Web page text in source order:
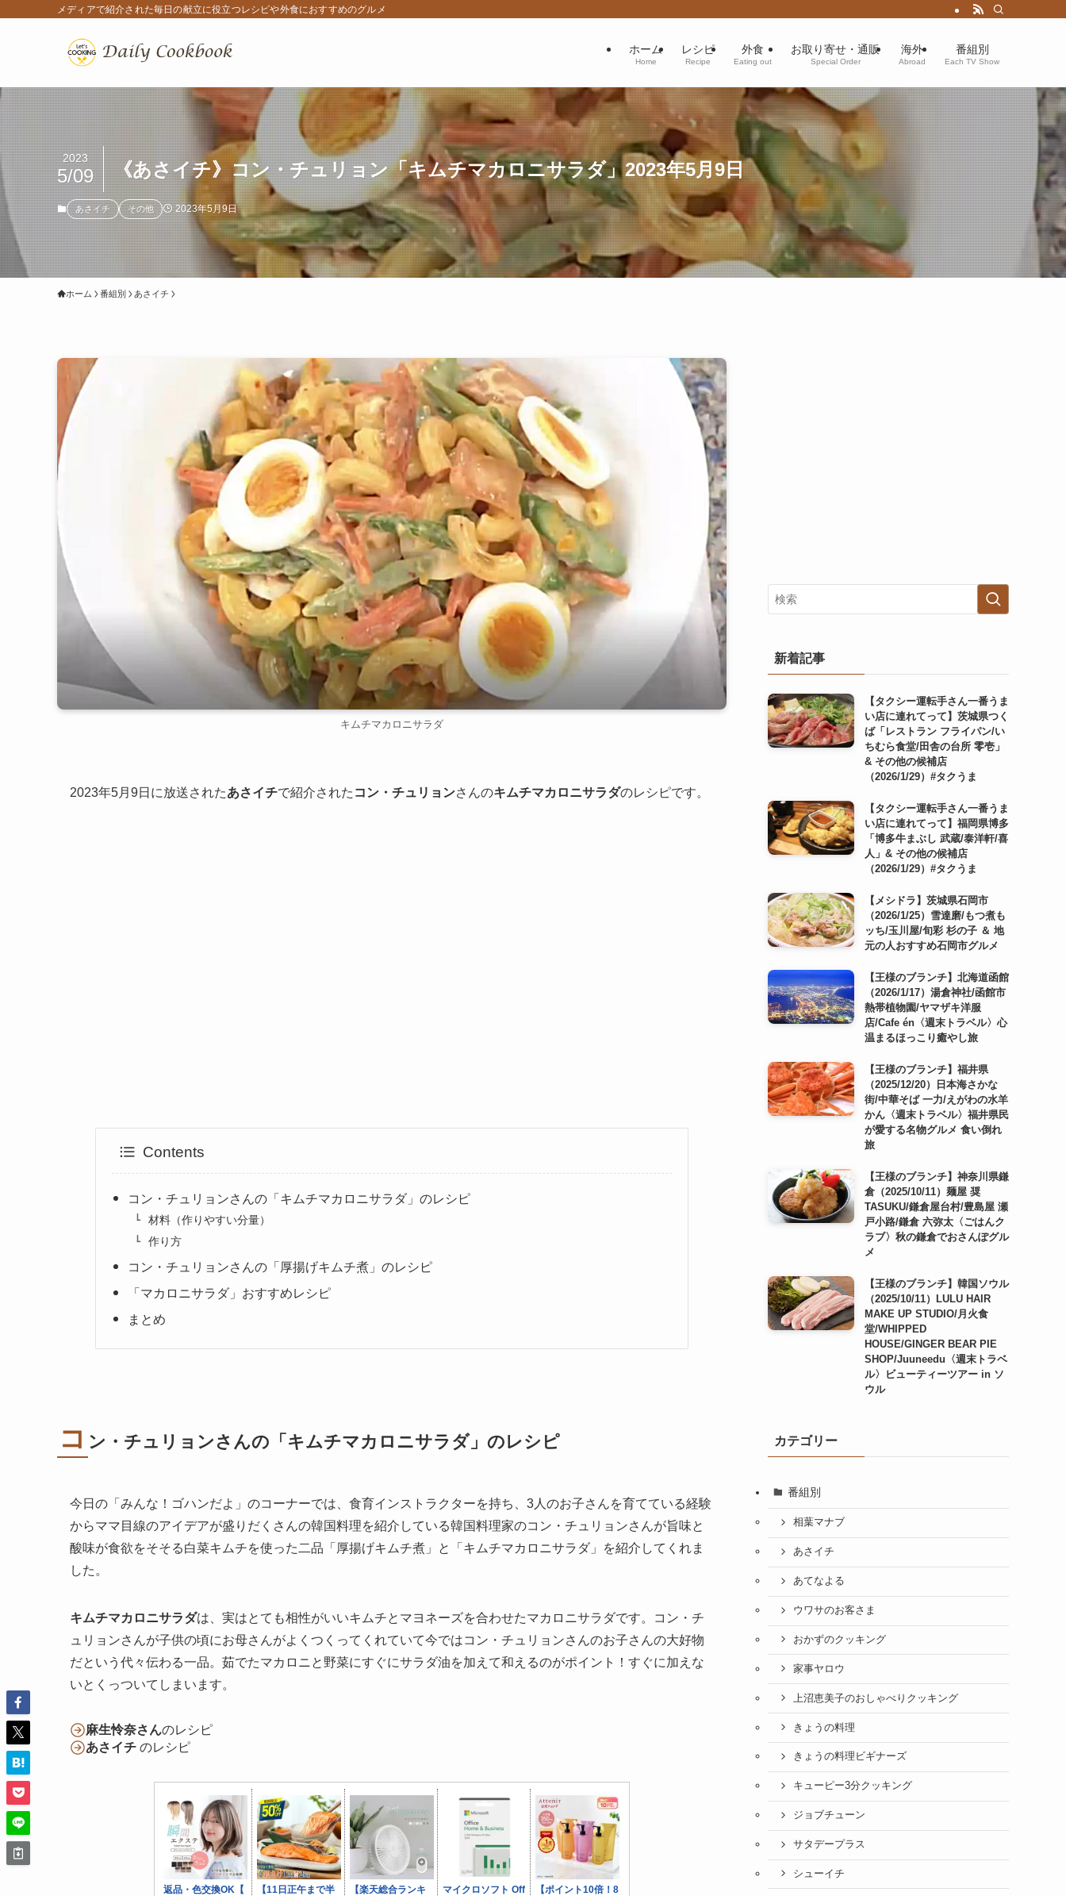
メディアで紹介された毎日の献立に役立つレシピや外食におすすめのグルメ
ホーム
Home
レシピ
Recipe
外食
Eating out
お取り寄せ・通販
Special Order
海外
Abroad
番組別
Each TV Show
《あさイチ》コン・チュリョン「キムチマカロニサラダ」2023年5月9日
2023
5/09
あさイチ その他 2023年5月9日
ホーム 番組別 あさイチ
キムチマカロニサラダ
2023年5月9日に放送されたあさイチで紹介された コン・チュリョンさんのキムチマカロニサラダのレシピです。
Contents
コン・チュリョンさんの「キムチマカロニサラダ」のレシピ
材料（作りやすい分量）
作り方
コン・チュリョンさんの「厚揚げキムチ煮」のレシピ
「マカロニサラダ」おすすめレシピ
まとめ
コ ン・チュリョンさんの「キムチマカロニサラダ」のレシピ
今日の「みんな！ゴハンだよ」のコーナーでは、食育インストラクターを持ち、3人のお子さんを育てている経験
からママ目線のアイデアが盛りだくさんの韓国料理を紹介している韓国料理家のコン・チュリョンさんが旨味と
酸味が食欲をそそる白菜キムチを使った二品「厚揚げキムチ煮」と「キムチマカロニサラダ」を紹介してくれま
した。
キムチマカロニサラダは、実はとても相性がいいキムチとマヨネーズを合わせたマカロニサラダです。コン・チ
ュリョンさんが子供の頃にお母さんがよくつくってくれていて今ではコン・チュリョンさんのお子さんの大好物
だという代々伝わる一品。茹でたマカロニと野菜にすぐにサラダ油を加えて和えるのがポイント！すぐに加えな
いとくっついてしまいます。
麻生怜奈さんのレシピ
あさイチ のレシピ
新着記事
【タクシー運転手さん一番うま
い店に連れてって】茨城県つく
ば「レストラン フライパン/い
ちむら食堂/田舎の台所 零壱」
& その他の候補店
（2026/1/29）#タクうま
【タクシー運転手さん一番うま
い店に連れてって】福岡県博多
「博多牛まぶし 武蔵/泰洋軒/喜
人」& その他の候補店
（2026/1/29）#タクうま
【メシドラ】茨城県石岡市
（2026/1/25）雪達磨/もつ煮も
ッち/玉川屋/旬彩 杉の子 ＆ 地
元の人おすすめ石岡市グルメ
【王様のブランチ】北海道函館
（2026/1/17）湯倉神社/函館市
熱帯植物園/ヤマザキ洋服
店/Cafe én〈週末トラベル〉心
温まるほっこり癒やし旅
【王様のブランチ】福井県
（2025/12/20）日本海さかな
街/中華そば 一力/えがわの水羊
かん〈週末トラベル〉福井県民
が愛する名物グルメ 食い倒れ
旅
【王様のブランチ】神奈川県鎌
倉（2025/10/11）麺屋 奨
TASUKU/鎌倉屋台村/豊島屋 瀬
戸小路/鎌倉 六弥太〈ごはんク
ラブ〉秋の鎌倉でおさんぽグル
メ
【王様のブランチ】韓国ソウル
（2025/10/11）LULU HAIR
MAKE UP STUDIO/月火食
堂/WHIPPED
HOUSE/GINGER BEAR PIE
SHOP/Juuneedu〈週末トラベ
ル〉ビューティーツアー in ソ
ウル
カテゴリー
番組別
相葉マナブ
あさイチ
あてなよる
ウワサのお客さま
おかずのクッキング
家事ヤロウ
上沼恵美子のおしゃべりクッキング
きょうの料理
きょうの料理ビギナーズ
キューピー3分クッキング
ジョブチューン
サタデープラス
シューイチ